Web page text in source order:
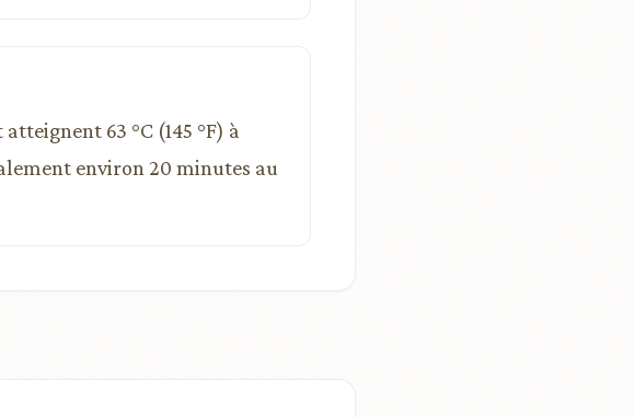
63 °C (145 °F) à
environ 20 minutes au